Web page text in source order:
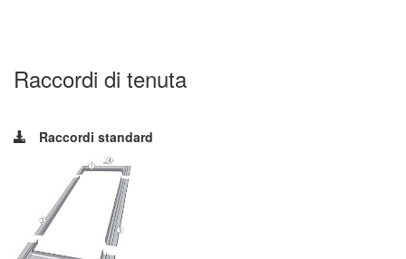
Raccordi di tenuta
Raccordi standard